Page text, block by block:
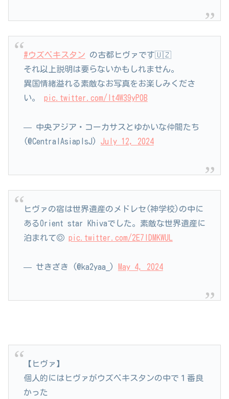
#ウズベキスタン の古都ヒヴァです🇺🇿
それ以上説明は要らないかもしれません。
異国情緒溢れる素敵なお写真をお楽しみくださ
い。 pic.twitter.com/lt4W39yP0B
— 中央アジア・コーカサスとゆかいな仲間たち
(@CentralAsiaplsJ) July 12, 2024
ヒヴァの宿は世界遺産のメドレセ(神学校)の中に
あるOrient star Khivaでした。素敵な世界遺産に
泊まれて◎ pic.twitter.com/2E7IDMKWUL
— せきざき (@ka2yaa_) May 4, 2024
【ヒヴァ】
個人的にはヒヴァがウズベキスタンの中で１番良
かった